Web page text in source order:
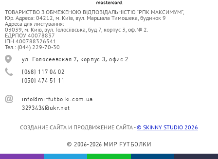
© 2006-2026 МИР FУТБОЛКИ
ТОВАРИСТВО З ОБМЕЖЕНОЮ ВІДПОВІДАЛЬНІСТЮ “РПК МАКСИМУМ”,
Юр. Адреса: 04212, м. Київ, вул. Маршала Тимошека, будинок 9
Адреса для листування:
03039, м. Київ, вул. Голосіївська, буд 7, корпус 3, оф.№ 2.
ЕДРПОУ 40078837
ІПН 400788326541
Тел.: (044) 229-70-30
ул. Голосеевская 7, корпус 3, офис 2
(068) 117 04 02
(050) 474 51 11
info@mirfutbolki.com.ua
3293434@ukr.net
СОЗДАНИЕ САЙТА И ПРОДВИЖЕНИЕ САЙТА -© SKINNY STUDIO 2026